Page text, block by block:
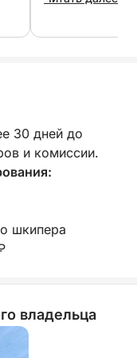
и ваш
в тихой бухте,
воде или просто
солнцем. Это
с
30 дней до
и комиссии.
шкипера
владельца